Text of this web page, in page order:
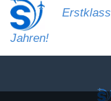
Jahren!